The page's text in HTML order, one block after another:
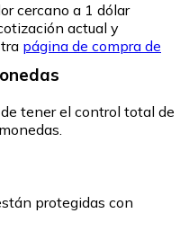
cercano a 1 dólar
actual y
página de compra de
tener el control total de
protegidas con